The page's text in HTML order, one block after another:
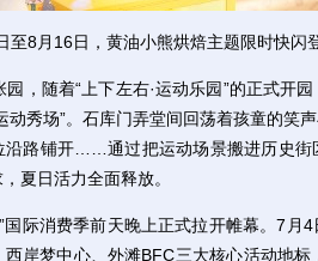
至8月16日，黄油小熊烘焙主题限时快闪
随着“上下左右·运动乐园”的正式开园
动秀场”。石库门弄堂间回荡着孩童的笑
沿路铺开……通过把运动场景搬进历史街
夏日活力全面释放。
际消费季前天晚上正式拉开帷幕。7月4
岸梦中心、外滩BFC三大核心活动地